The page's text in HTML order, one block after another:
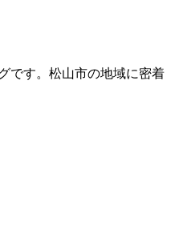
です。松山市の地域に密着